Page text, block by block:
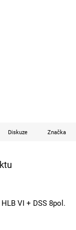
Diskuze Značka
VI + DSS 8pol.